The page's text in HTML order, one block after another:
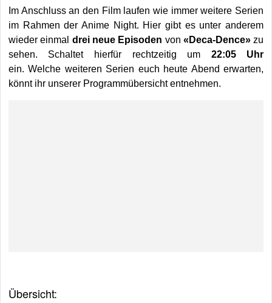
Im Anschluss an den Film laufen wie immer weitere Serien
im Rahmen der Anime Night. Hier gibt es unter anderem
wieder einmal drei neue Episoden von «Deca-Dence»zu
sehen. Schaltet hierfür rechtzeitig um 22:05 Uhr
ein. Welche weiteren Serien euch heute Abend erwarten,
könnt ihr unserer Programmübersicht entnehmen.
Übersicht: